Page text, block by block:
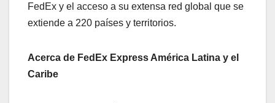
FedEx y el acceso a su extensa red global que se
extiende a 220 países y territorios.
Acerca de FedEx Express América Latina y el
Caribe